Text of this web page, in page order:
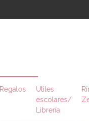
Regalos
Utiles
escolares/
Librería